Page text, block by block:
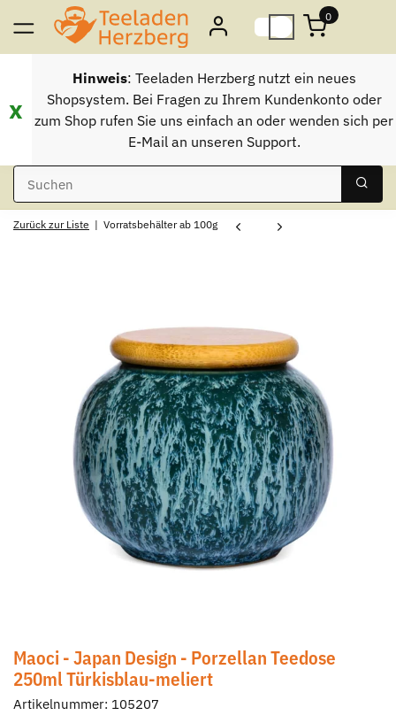
0
x
Hinweis: Teeladen Herzberg nutzt ein neues
Shopsystem. Bei Fragen zu Ihrem Kundenkonto oder
zum Shop rufen Sie uns einfach an oder wenden sich per
E-Mail an unseren Support.
Zurück zur Liste Vorratsbehälter ab 100g
Maoci - Japan Design - Porzellan Teedose
250ml Türkisblau-meliert
Artikelnummer: 105207